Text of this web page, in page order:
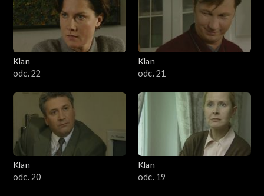
Klan
odc. 22
Klan
odc. 21
Klan
odc. 20
Klan
odc. 19